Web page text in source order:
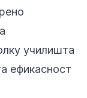
училишта
ефикасност